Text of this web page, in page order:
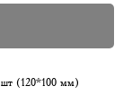
шт (120*100 мм)